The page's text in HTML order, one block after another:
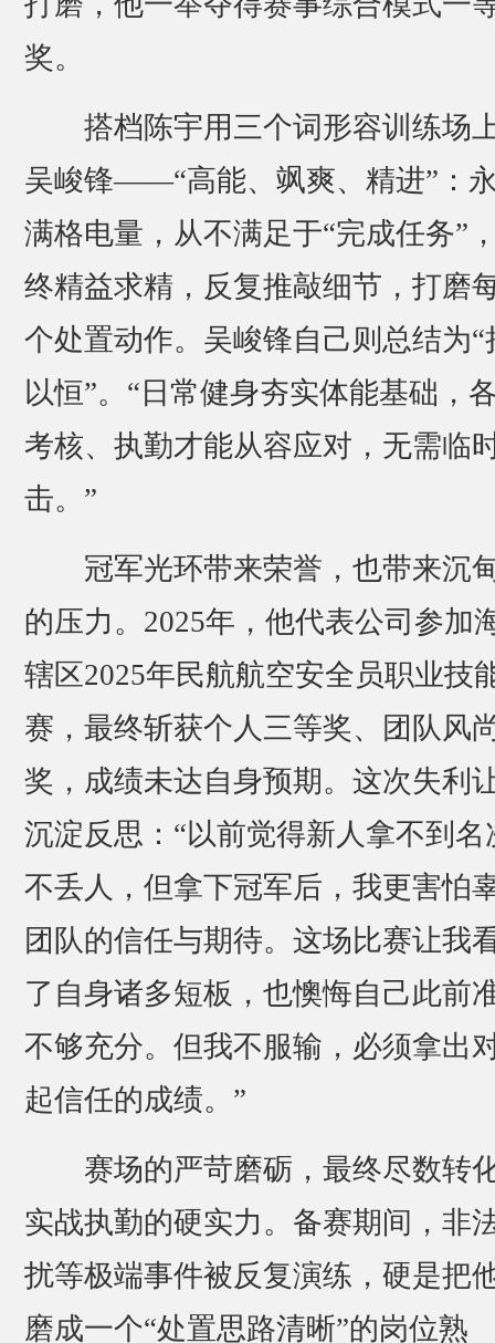
奖。
搭档陈宇用三个词形容训练场
吴峻锋——“高能、飒爽、精进”：
满格电量，从不满足于“完成任务”
终精益求精，反复推敲细节，打磨
个处置动作。吴峻锋自己则总结为“
以恒”。“日常健身夯实体能基础，
考核、执勤才能从容应对，无需临
击。”
冠军光环带来荣誉，也带来沉
的压力。2025年，他代表公司参加
辖区2025年民航航空安全员职业技
赛，最终斩获个人三等奖、团队风
奖，成绩未达自身预期。这次失利
沉淀反思：“以前觉得新人拿不到名
不丢人，但拿下冠军后，我更害怕
团队的信任与期待。这场比赛让我
了自身诸多短板，也懊悔自己此前
不够充分。但我不服输，必须拿出
起信任的成绩。”
赛场的严苛磨砺，最终尽数转
实战执勤的硬实力。备赛期间，非
扰等极端事件被反复演练，硬是把
磨成一个“处置思路清晰”的岗位熟